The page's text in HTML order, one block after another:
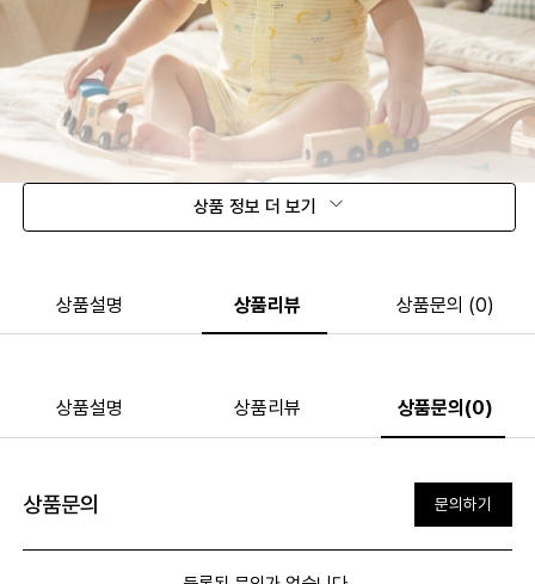
상품 정보 더 보기
상품설명 상품리뷰 상품문의 (0)
상품설명 상품리뷰 상품문의(0)
상품문의 문의하기